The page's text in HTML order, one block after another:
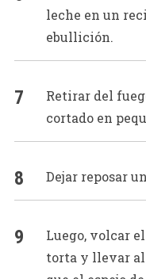
leche en un
ebullición.
Retirar del
cortado en
Dejar reposar
Luego, volcar
torta y llevar